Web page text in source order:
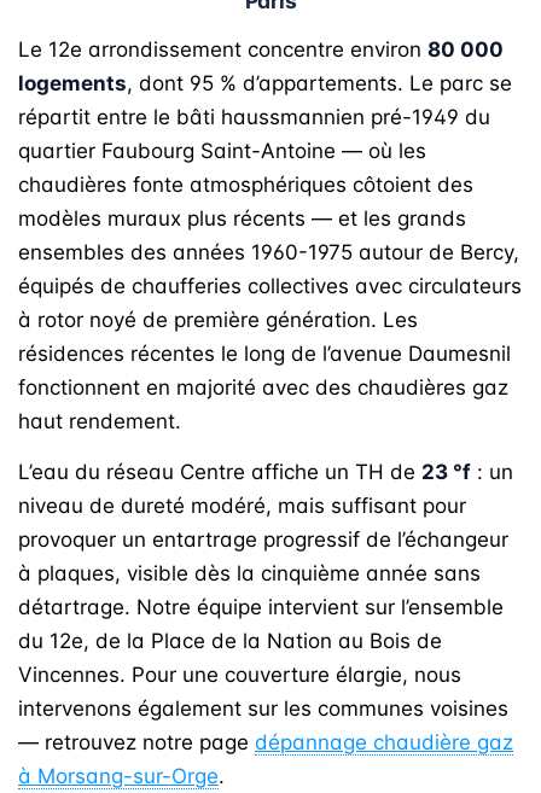
Le 12e arrondissement concentre environ 80 000
logements, dont 95 % d’appartements. Le parc se
répartit entre le bâti haussmannien pré-1949 du
quartier Faubourg Saint-Antoine — où les
chaudières fonte atmosphériques côtoient des
modèles muraux plus récents — et les grands
ensembles des années 1960-1975 autour de Bercy,
équipés de chaufferies collectives avec circulateurs
à rotor noyé de première génération. Les
résidences récentes le long de l’avenue Daumesnil
fonctionnent en majorité avec des chaudières gaz
haut rendement.
L’eau du réseau Centre affiche un TH de 23 °f : un
niveau de dureté modéré, mais suffisant pour
provoquer un entartrage progressif de l’échangeur
à plaques, visible dès la cinquième année sans
détartrage. Notre équipe intervient sur l’ensemble
du 12e, de la Place de la Nation au Bois de
Vincennes. Pour une couverture élargie, nous
intervenons également sur les communes voisines
— retrouvez notre page dépannage chaudière gaz
à Morsang-sur-Orge.